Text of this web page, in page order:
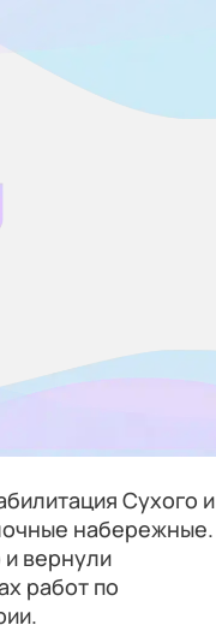
Сухого и
набережные.
и вернули
работ по